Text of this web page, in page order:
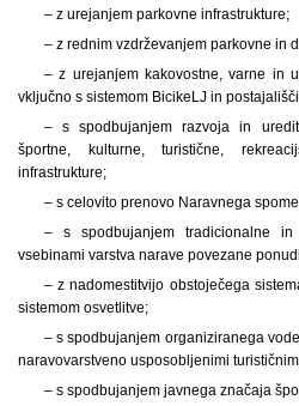
– z urejanjem parkovne infrastrukture;
– z rednim vzdrževanjem parkovne in
– z urejanjem kakovostne, varne in
vključno s sistemom BicikeLJ in
– s spodbujanjem razvoja in
športne, kulturne, turistične,
infrastrukture;
– s celovito prenovo Naravnega
– s spodbujanjem tradicionalne
vsebinami varstva narave povezane
– z nadomestitvijo obstoječega
sistemom osvetlitve;
– s spodbujanjem organiziranega
naravovarstveno usposobljenimi
– s spodbujanjem javnega značaja